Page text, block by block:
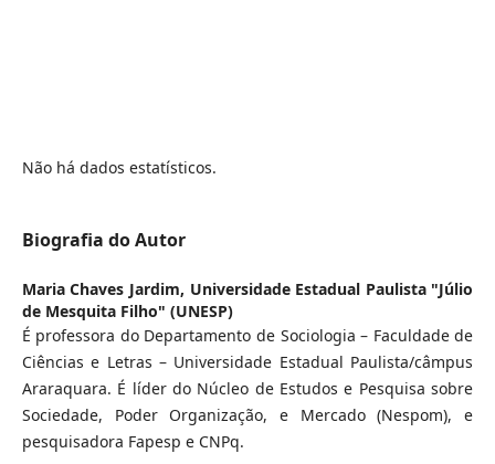
Não há dados estatísticos.
Biografia do Autor
Maria Chaves Jardim, Universidade Estadual Paulista "Júlio
de Mesquita Filho" (UNESP)
É professora do Departamento de Sociologia – Faculdade de
Ciências e Letras – Universidade Estadual Paulista/câmpus
Araraquara. É líder do Núcleo de Estudos e Pesquisa sobre
Sociedade, Poder Organização, e Mercado (Nespom), e
pesquisadora Fapesp e CNPq.